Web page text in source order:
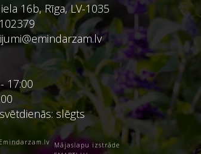
16b, Rīga, LV-1035
17:00
slēgts
Mājaslapu izstrāde